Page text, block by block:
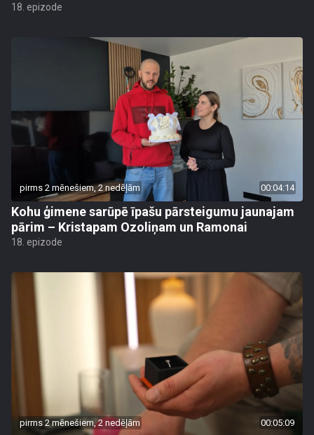
18. epizode
pirms 2 mēnešiem, 2 nedēļām 00:04:14
Kohu ģimene sarūpē īpašu pārsteigumu jaunajam
pārim – Kristapam Ozoliņam un Ramonai
18. epizode
pirms 2 mēnešiem, 2 nedēļām 00:05:09